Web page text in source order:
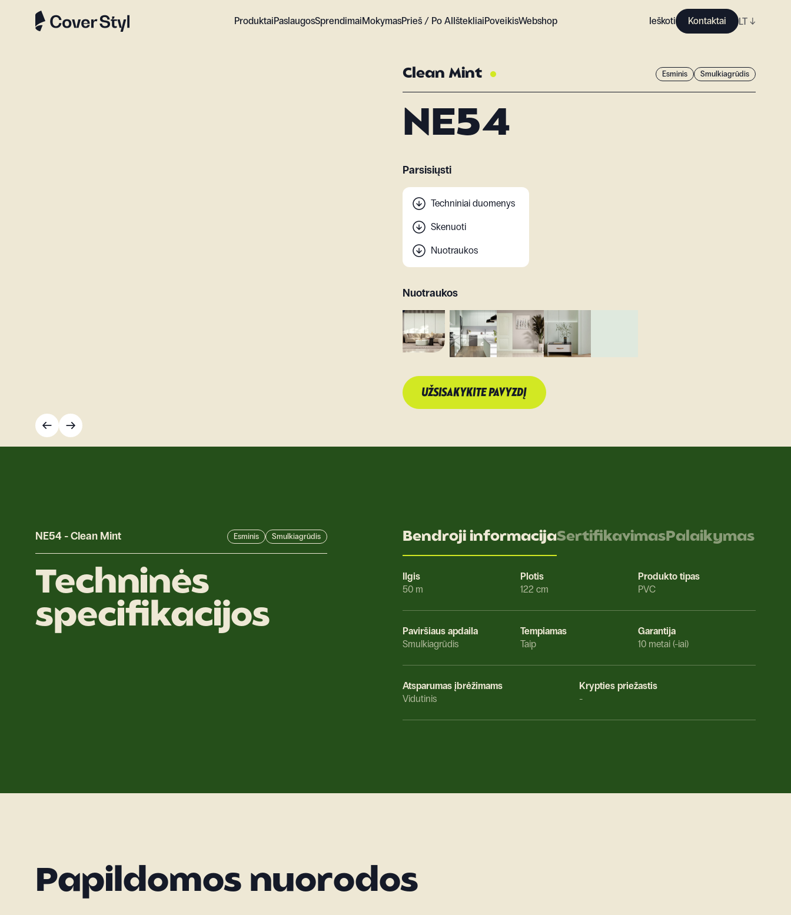
ProduktaiPaslaugosSprendimaiMokymasPrieš / Po AIIštekliaiPoveikisWebshop Ieškoti Kontaktai LT ↓
Clean Mint Esminis Smulkiagrūdis
NE54
Parsisiųsti
Techniniai duomenys
Skenuoti
Nuotraukos
Nuotraukos
UŽSISAKYKITE PAVYZDĮ
NE54 -Clean Mint Esminis Smulkiagrūdis
Techninės
specifikacijos
Bendroji informacijaSertifikavimasPalaikymas
Ilgis
50 m
Plotis
122 cm
Produkto tipas
PVC
Paviršiaus apdaila
Smulkiagrūdis
Tempiamas
Taip
Garantija
10 metai (-iai)
Atsparumas įbrėžimams
Vidutinis
Krypties priežastis
-
Papildomos nuorodos